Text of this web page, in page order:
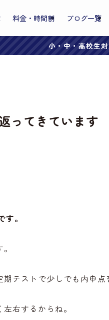
料金・時間割 ブログ一覧
小・中・高校生
ってきています
。
テストで少しでも内申
右するからね。